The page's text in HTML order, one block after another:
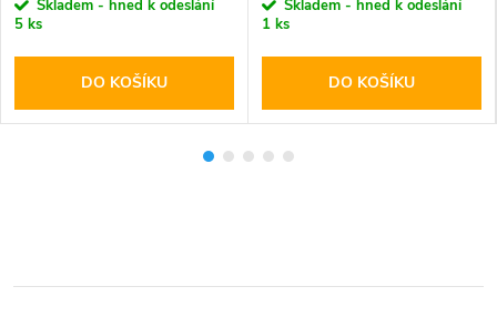
Skladem - hned k odeslání
5 ks
DO KOŠÍKU
Skladem - hned k odeslání
1 ks
DO KOŠÍKU